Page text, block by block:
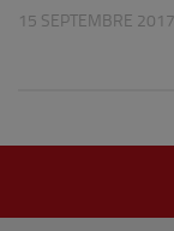
15 SEPTEMBRE 2017